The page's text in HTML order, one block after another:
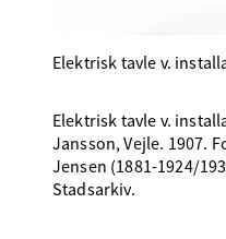
Elektrisk tavle v.
Elektrisk tavle v.
Jansson, Vejle. 1907.
Jensen (1881-1924/
Stadsarkiv.